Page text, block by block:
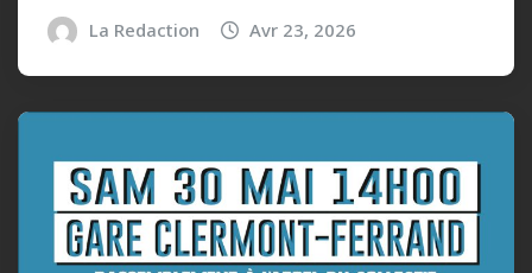
La Redaction Avr 23, 2026